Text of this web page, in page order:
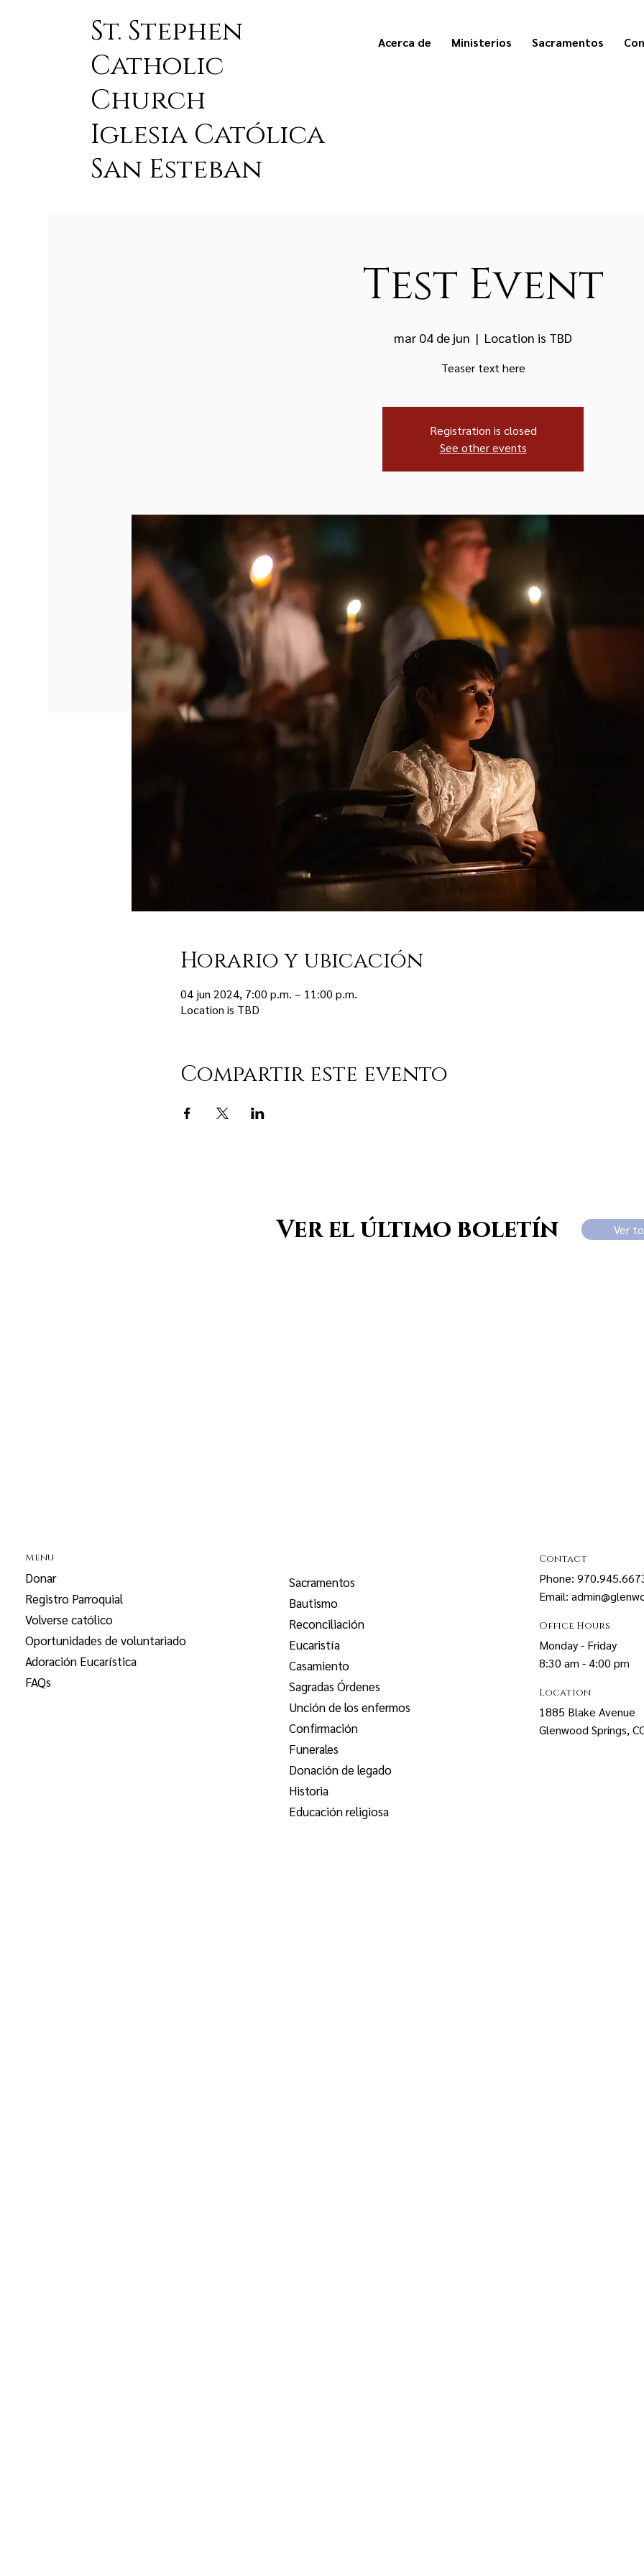
St. Stephen
Catholic
Church
Iglesia Católica
San Esteban
Acerca de Ministerios Sacramentos
Test Event
mar 04 de jun
  |
Location is TBD
Teaser text here
Registration is closed
See other events
Horario y ubicación
04 jun 2024, 7:00 p.m. – 11:00 p.m.
Location is TBD
Compartir este evento
Ver el último boletín Ver
Menu
Donar
Registro Parroquial
Volverse católico
Oportunidades de voluntariado
Adoración Eucarística
FAQs
Sacramentos
Bautismo
Reconciliación
Eucaristía
Casamiento
Sagradas Órdenes
Unción de los enfermos
Confirmación
Funerales
Donación de legado
Historia
Educación religiosa
Contact
Phone:
Email:
Office Hours
Monday - Friday
8:30 am - 4:00 pm
Location
1885 Blake Avenue
Glenwood Springs,